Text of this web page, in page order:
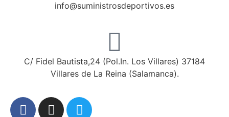
info@suministrosdeportivos.es
C/ Fidel Bautista,24 (Pol.In. Los Villares) 37184
Villares de La Reina (Salamanca).